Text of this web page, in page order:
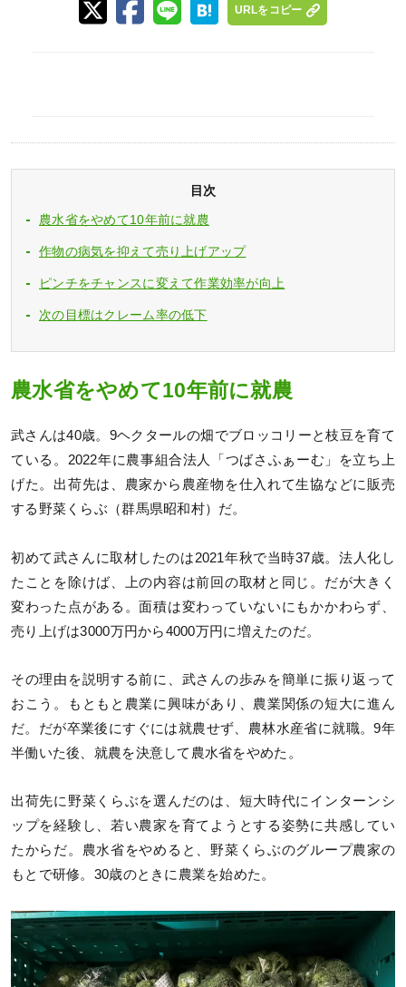
URLをコピー
目次
農水省をやめて10年前に就農
作物の病気を抑えて売り上げアップ
ピンチをチャンスに変えて作業効率が向上
次の目標はクレーム率の低下
農水省をやめて10年前に就農
武さんは40歳。9ヘクタールの畑でブロッコリーと枝豆を育て
ている。2022年に農事組合法人「つばさふぁーむ」を立ち上
げた。出荷先は、農家から農産物を仕入れて生協などに販売
する野菜くらぶ（群馬県昭和村）だ。
初めて武さんに取材したのは2021年秋で当時37歳。法人化し
たことを除けば、上の内容は前回の取材と同じ。だが大きく
変わった点がある。面積は変わっていないにもかかわらず、
売り上げは3000万円から4000万円に増えたのだ。
その理由を説明する前に、武さんの歩みを簡単に振り返って
おこう。もともと農業に興味があり、農業関係の短大に進ん
だ。だが卒業後にすぐには就農せず、農林水産省に就職。9年
半働いた後、就農を決意して農水省をやめた。
出荷先に野菜くらぶを選んだのは、短大時代にインターンシ
ップを経験し、若い農家を育てようとする姿勢に共感してい
たからだ。農水省をやめると、野菜くらぶのグループ農家の
もとで研修。30歳のときに農業を始めた。